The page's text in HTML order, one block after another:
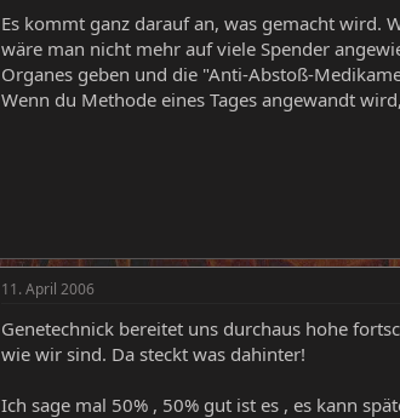
Es kommt ganz darauf an, was gemacht wird.
wäre man nicht mehr auf viele Spender
Organes geben und die "Anti-Abstoß-
Wenn du Methode eines Tages angewandt
11. April 2006
Genetechnick bereitet uns durchaus hohe
wie wir sind. Da steckt was dahinter!
Ich sage mal 50% , 50% gut ist es , es kann